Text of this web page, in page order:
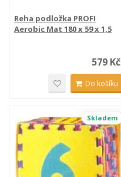
Reha podložka PROFI
Aerobic Mat 180 x 59 x 1,5
579 Kč
Do košíku
Skladem